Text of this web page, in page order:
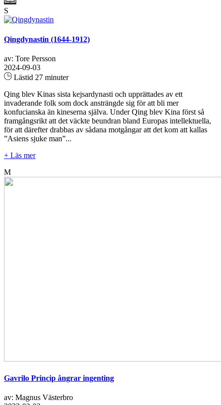
S
Qingdynastin (1644-1912)
av: Tore Persson
2024-09-03
Lästid 27 minuter
Qing blev Kinas sista kejsardynasti och upprättades av ett
invaderande folk som dock ansträngde sig för att bli mer
konfucianska än kineserna själva. Under Qing blev Kina först så
framgångsrikt att det väckte beundran bland Europas intellektuella,
för att därefter drabbas av sådana motgångar att det kom att kallas
”Asiens sjuke man”...
+ Läs mer
M
Gavrilo Princip ångrar ingenting
av: Magnus Västerbro